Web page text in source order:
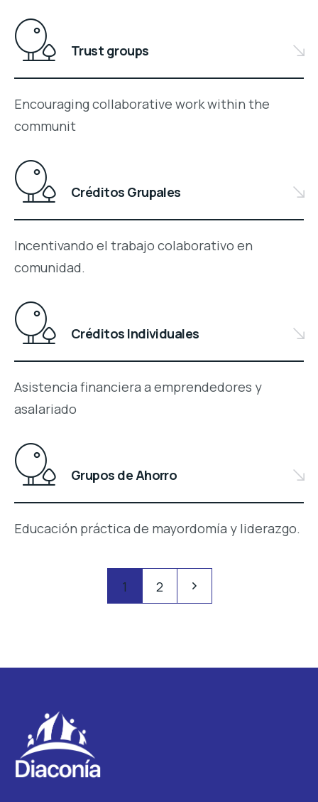
Trust groups
Encouraging collaborative work within the
communit
Créditos Grupales
Incentivando el trabajo colaborativo en
comunidad.
Créditos Individuales
Asistencia financiera a emprendedores y
asalariado
Grupos de Ahorro
Educación práctica de mayordomía y liderazgo.
1 2